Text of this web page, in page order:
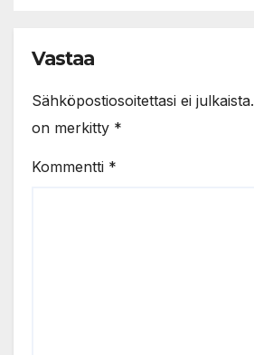
Vastaa
Sähköpostiosoitettasi ei julkaista.
on merkitty *
Kommentti *